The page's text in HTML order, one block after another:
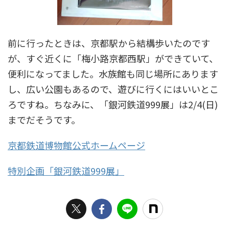
前に行ったときは、京都駅から結構歩いたのです
が、すぐ近くに「梅小路京都西駅」ができていて、
便利になってました。水族館も同じ場所にあります
し、広い公園もあるので、遊びに行くにはいいとこ
ろですね。ちなみに、「銀河鉄道999展」は2/4(日)
までだそうです。
京都鉄道博物館公式ホームページ
特別企画「銀河鉄道999展」